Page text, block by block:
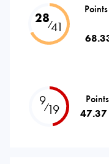
28⁄41
9⁄19
47.37